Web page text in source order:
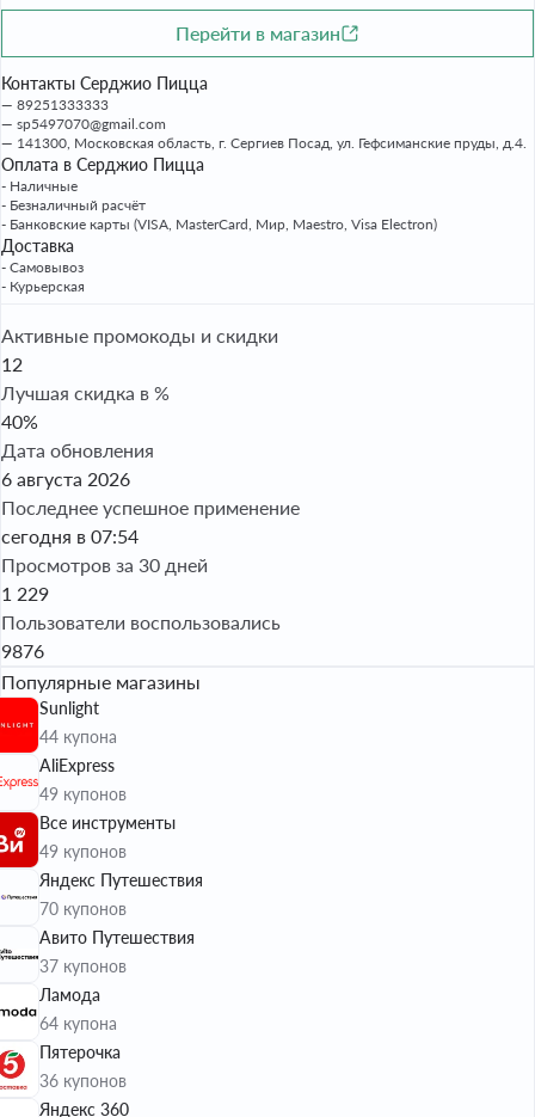
Перейти в магазин
Контакты Серджио Пицца
89251333333
sp5497070@gmail.com
141300, Московская область, г. Сергиев Посад, ул. Гефсиманские пруды, д.4.
Оплата в Серджио Пицца
- Наличные
- Безналичный расчёт
- Банковские карты (VISA, MasterCard, Мир, Maestro, Visa Electron)
Доставка
- Самовывоз
- Курьерская
Активные промокоды и скидки
12
Лучшая скидка в %
40%
Дата обновления
6 августа 2026
Последнее успешное применение
сегодня в 07:54
Просмотров за 30 дней
1 229
Пользователи воспользовались
9876
Популярные магазины
Sunlight
44 купона
AliExpress
49 купонов
Все инструменты
49 купонов
Яндекс Путешествия
70 купонов
Авито Путешествия
37 купонов
Ламода
64 купона
Пятерочка
36 купонов
Яндекс 360